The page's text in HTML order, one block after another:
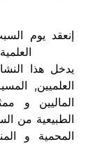
يدخل هذا
العلميين,
الماليين و
الطبيعية من
المحمية و